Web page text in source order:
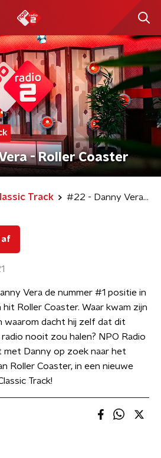
- Roller Coaster
Track #22 - Danny Vera - Roller Coaster
af
Vera de nummer #1 positie in
Roller Coaster. Waar kwam zijn
waarom dacht hij zelf dat dit
nooit zou halen? NPO Radio
Danny op zoek naar het
Roller Coaster, in een nieuwe
Track!